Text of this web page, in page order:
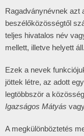
Ragadványnévnek azt
beszélőközösségtől
teljes hivatalos név
mellett, illetve helyett áll.
Ezek a nevek
jöttek létre, az adott
legtöbbször a
Igazságos Mátyás
A megkülönböztetés